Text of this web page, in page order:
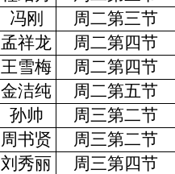
冯刚 周二第三节
孟祥龙 周二第四节
王雪梅 周二第四节
金洁纯 周二第五节
孙帅 周三第二节
周书贤 周三第二节
刘秀丽 周三第四节